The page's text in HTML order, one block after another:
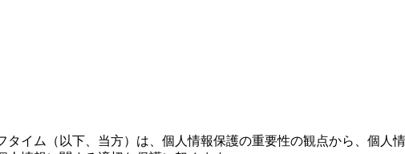
イム（以下、当方）は、個人情報保護の重要性の観点から、個